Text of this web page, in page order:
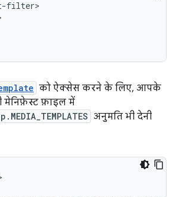
को ऐक्सेस करने के लिए, आपके
मेनिफ़ेस्ट फ़ाइल में
अनुमति भी देनी